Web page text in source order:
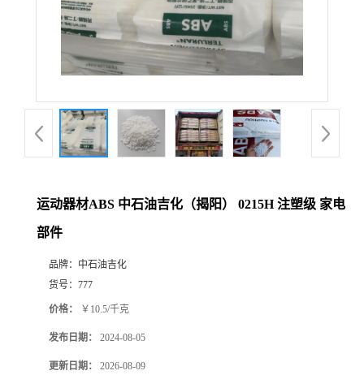
运动器材ABS 中石油吉化（揭阳） 0215H 注塑级 家电
部件
品牌： 中石油吉化
货号： 777
价格： ￥10.5/千克
发布日期： 2024-08-05
更新日期： 2026-08-09